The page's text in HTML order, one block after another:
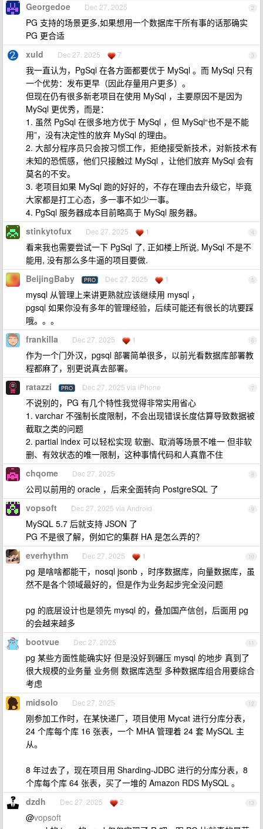
2
Georgedoe Dec 27, 2025
PG 支持的场景更多,如果想用一个数据库干所有事的话那确实
PG 更合适
3
xuld Dec 27, 2025 7
我一直认为，PgSql 在各方面都要优于 MySql 。而 MySql 只有
一个优势：发布更早（因此存量用户更多）。
但现在仍有很多新老项目在使用 MySql ，主要原因不是因为
MySql 更优秀，而是：
1. 虽然 PgSql 在很多地方优于 MySql ，但 MySql“也不是不能
用”，没有决定性的放弃 MySql 的理由。
2. 大部分程序员只会按习惯工作，拒绝接受新技术，对新技术有
未知的恐慌感，他们只接触过 MySql ，让他们放弃 MySql 会有
莫名的不安。
3. 老项目如果 MySql 跑的好好的，不存在理由去升级它，毕竟
大家都是打工心态，多一事不如少一事。
4. PgSql 服务器成本目前略高于 MySql 服务器。
4
stinkytofux Dec 27, 2025 1
看来我也需要尝试一下 PgSql 了, 正如楼上所说, MySql 不是不
能用, 没有那么多牛逼的项目要做.
5
BeijingBaby PRO Dec 27, 2025 1
mysql 从管理上来讲更熟就应该继续用 mysql ，
pgsql 如果你没有多年的管理经验，后续可能还有很长的坑要踩
哦。。。
6
frankilla Dec 27, 2025 1
作为一个门外汉，pgsql 部署简单很多，以前光看数据库部署教
程都麻了，别更说真去部署。
7
ratazzi PRO Dec 27, 2025 via iPhone
不说别的，PG 有几个特性我觉得非常实用省心
1. varchar 不强制长度限制，不会出现错误长度估算导致数据被
截取之类的问题
2. partial index 可以轻松实现 软删、取消等场景不唯一 但非软
删、有效状态的唯一限制，这种事情代码和人真靠不住
8
chqome Dec 27, 2025
公司以前用的 oracle ，后来全面转向 PostgreSQL 了
9
vopsoft Dec 27, 2025 via Android
MySQL 5.7 后就支持 JSON 了
PG 不是很了解，例如它的集群 HA 是怎么弄的？
10
everhythm Dec 27, 2025 1
pg 是啥啥都能干，nosql jsonb ，时序数据库，向量数据库，虽
然不是各个领域最好的，但是作为业务起步完全没问题
pg 的底层设计也是领先 mysql 的，叠加国产信创，后面用 pg
的会越来越多
11
bootvue Dec 27, 2025
pg 某些方面性能确实好 但是没好到碾压 mysql 的地步 真到了
很大规模的业务量 业务侧 数据库选型 多种数据库组合用要综合
考虑
12
midsolo Dec 27, 2025
刚参加工作时，在某快递厂，项目使用 Mycat 进行分库分表，
24 个库每个库 16 张表，一个 MHA 管理着 24 套 MySQL 主
从。
8 年过去了，现在项目用 Sharding-JDBC 进行的分库分表，8
个库每个库 64 张表，买了一堆的 Amazon RDS MySQL 。
13
dzdh Dec 27, 2025 2
@vopsoft